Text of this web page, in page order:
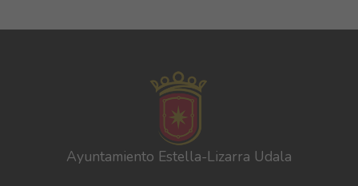
Ayuntamiento Estella-Lizarra Udala